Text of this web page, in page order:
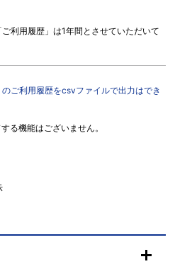
利用履歴」は1年間とさせていただいて
のご利用履歴をcsvファイルで出力はでき
る機能はございません。